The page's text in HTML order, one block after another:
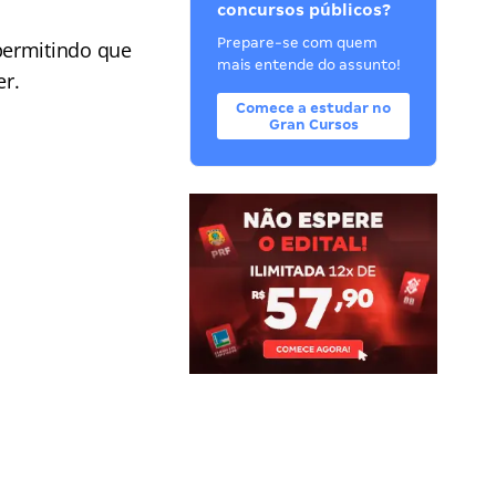
que
concursos públicos?
Prepare-se com quem
mais entende do assunto!
Comece a estudar no
Gran Cursos